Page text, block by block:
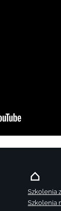
Szkolenia
Szkolenia